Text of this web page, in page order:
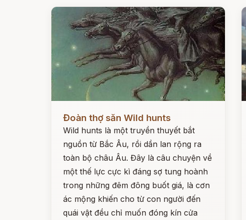
Đoàn thợ săn Wild hunts
Wild hunts là một truyền thuyết bắt
nguồn từ Bắc Âu, rồi dần lan rộng ra
toàn bộ châu Âu. Đây là câu chuyện về
một thế lực cực kì đáng sợ tung hoành
trong những đêm đông buốt giá, là cơn
ác mộng khiến cho từ con người đến
quái vật đều chỉ muốn đóng kín cửa